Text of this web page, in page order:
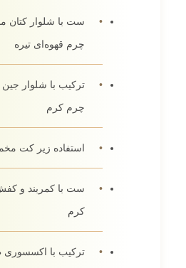
ست با شلوار
چرم قهوه‌ای تیره
ترکیب با شلوار
چرم کرم
استفاده زیر کت
ست با کمربند و
کرم
ترکیب با اکسسوری